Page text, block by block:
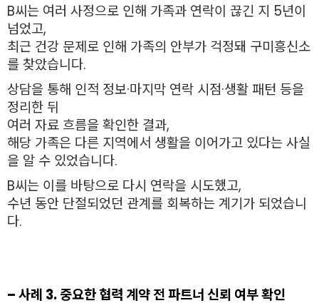
B씨는 여러 사정으로 인해 가족과 연락이 끊긴 지 5년이
넘었고,
최근 건강 문제로 인해 가족의 안부가 걱정돼 구미흥신소
를 찾았습니다.
상담을 통해 인적 정보·마지막 연락 시점·생활 패턴 등을
정리한 뒤
여러 자료 흐름을 확인한 결과,
해당 가족은 다른 지역에서 생활을 이어가고 있다는 사실
을 알 수 있었습니다.
B씨는 이를 바탕으로 다시 연락을 시도했고,
수년 동안 단절되었던 관계를 회복하는 계기가 되었습니
다.
– 사례 3. 중요한 협력 계약 전 파트너 신뢰 여부 확인